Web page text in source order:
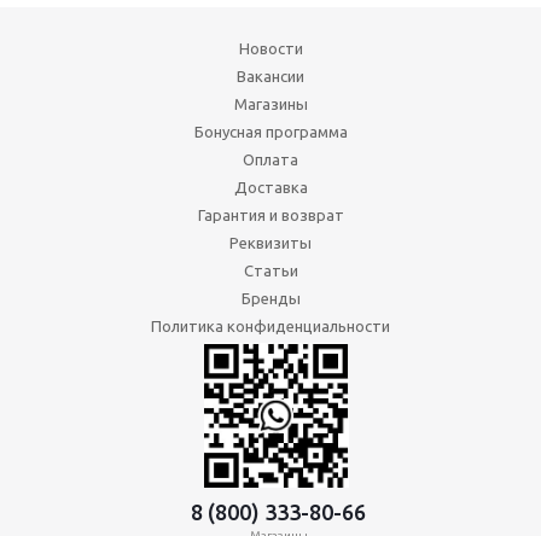
Новости
Вакансии
Магазины
Бонусная программа
Оплата
Доставка
Гарантия и возврат
Реквизиты
Статьи
Бренды
Политика конфиденциальности
8 (800) 333-80-66